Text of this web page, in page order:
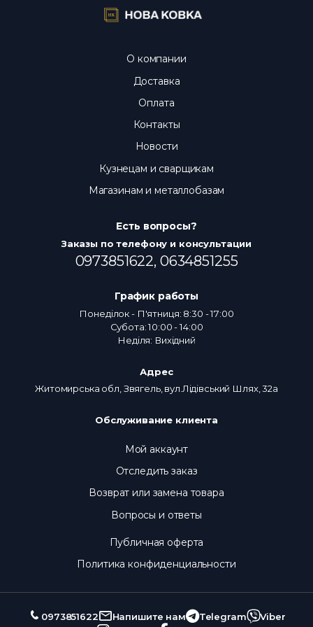
О компании
Доставка
Оплата
Контакты
Новости
Кузнецам и сварщикам
Магазинам и металлобазам
Есть вопросы?
Заказы по телефону и консультации
0973851622, 0634851255
График работы
Понеділок - П'ятниця: 8:30 - 17:00
Субота: 10:00 - 14:00
Неділя: Вихідний
Адрес
Житомирська обл, Звягель, вул.Лідівський Шлях, 32а
Обслуживание клиента
Мой аккаунт
Отследить заказ
Возврат или замена товара
Вопросы и ответы
Публичная оферта
Политика конфиденциальности
0973851622 Напишите нам Telegram
Viber